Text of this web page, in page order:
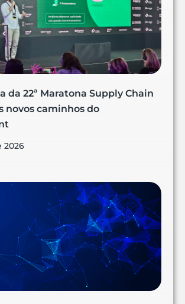
da 22ª Maratona Supply Chain
novos caminhos do
2026